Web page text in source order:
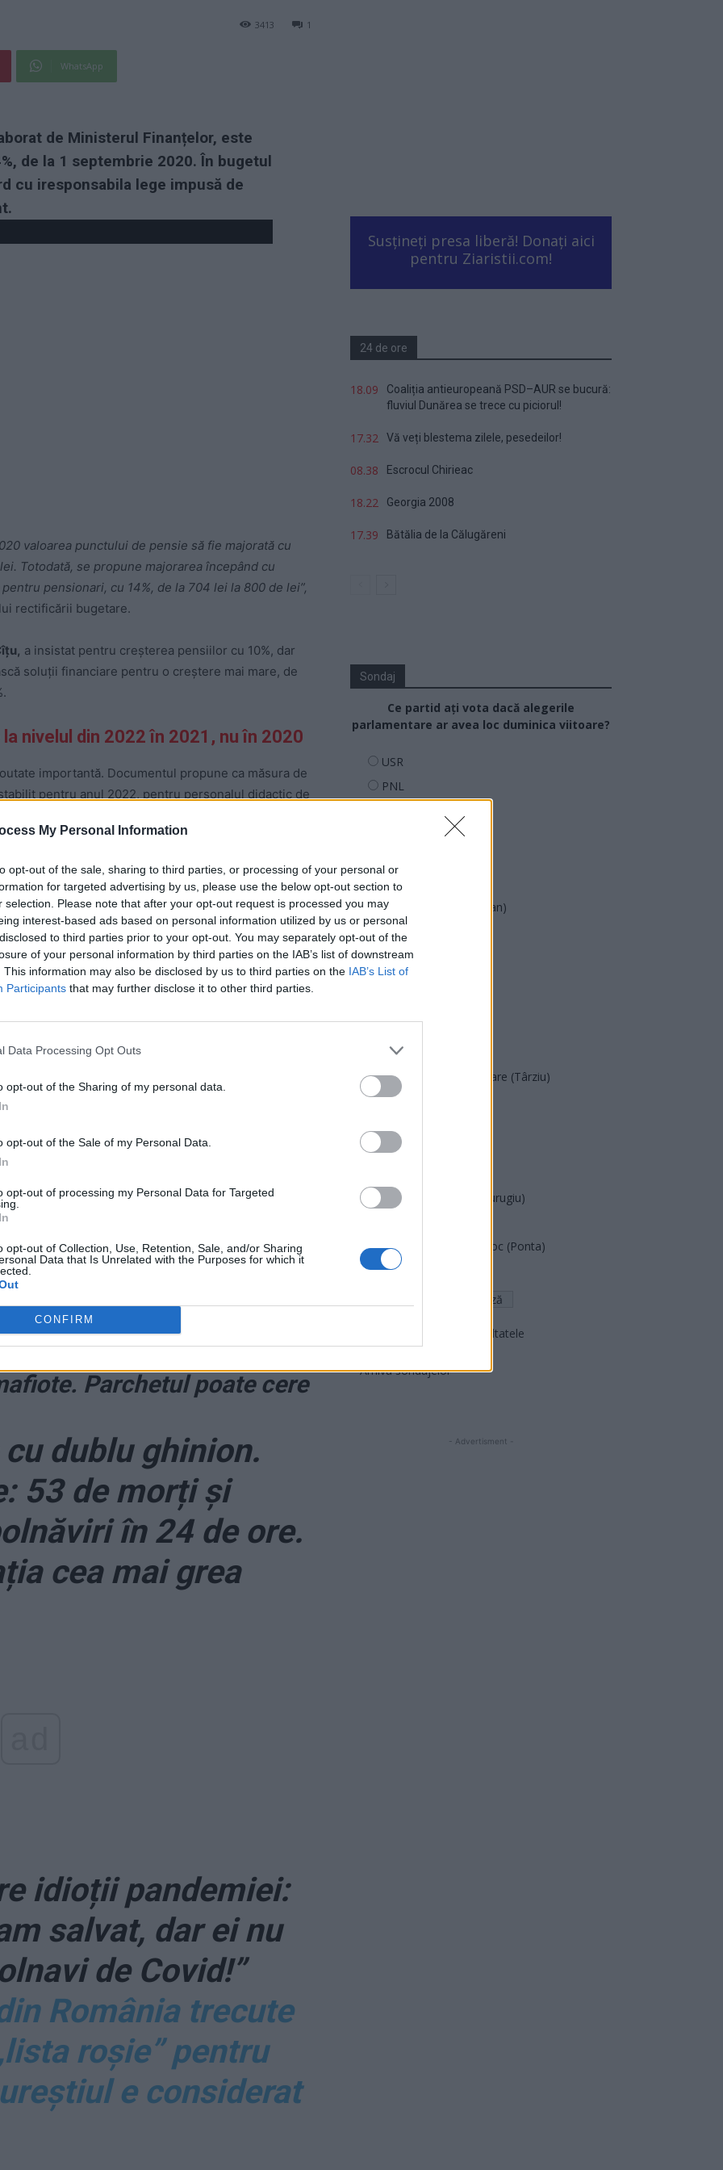
My Personal Information
opt-out of the sale, sharing to third parties, or processing of your personal or
for targeted advertising by us, please use the below opt-out section to
selection. Please note that after your opt-out request is processed you may
interest-based ads based on personal information utilized by us or personal
to third parties prior to your opt-out. You may separately opt-out of the
of your personal information by third parties on the IAB’s list of downstream
This information may also be disclosed by us to third parties on the IAB’s List of
Participants that may further disclose it to other third parties.
Data Processing Opt Outs
opt-out of the Sharing of my personal data.
opt-out of the Sale of my Personal Data.
opt-out of processing my Personal Data for Targeted
opt-out of Collection, Use, Retention, Sale, and/or Sharing
Data that Is Unrelated with the Purposes for which it
CONFIRM
1
3413
WhatsApp
de Ministerul Finanțelor, este
de la 1 septembrie 2020. În bugetul
cu iresponsabila lege impusă de
valoarea punctului de pensie să fie majorată cu
Totodată, se propune majorarea începând cu
pensionari, cu 14%, de la 704 lei la 800 de lei”,
rectificării bugetare.
a insistat pentru creșterea pensiilor cu 10%, dar
soluții financiare pentru o creștere mai mare, de
nivelul din 2022 în 2021, nu în 2020
importantă. Documentul propune ca măsura de
pentru anul 2022, pentru personalul didactic de
din învăţământ, să se aplice de la 1 septembrie
devansată din 2022 în 2020, va fi amânată un an,
necesarul de finanțare pentru majorarea
miliarde de lei);
miliarde de lei.
o donație AICI.Vă mulțumim!
penală! Ciolacu e
Parchetul poate cere
dublu ghinion.
53 de morți și
în 24 de ore.
cea mai grea
idioții pandemiei:
salvat, dar ei nu
de Covid!”
România trecute
roșie” pentru
e considerat
Susțineți presa liberă! Donați aici
pentru Ziaristii.com!
24 de ore
18.09
Coaliția antieuropeană PSD–AUR se bucură:
fluviul Dunărea se trece cu piciorul!
17.32 Vă veți blestema zilele, pesedeilor!
08.38 Escrocul Chirieac
18.22 Georgia 2008
17.39 Bătălia de la Călugăreni
Sondaj
Ce partid ați vota dacă alegerile
parlamentare ar avea loc duminica viitoare?
USR
PNL
PMP (Tomac)
Forța Dreptei (L. Orban)
PNȚMM
REPER
SENS
PACE (Peia)
Acțiunea Conservatoare (Târziu)
PDF (Lazarus)
PNȚCD (Pavelescu)
Partidul Patrioților (Surugiu)
România pe Primul Loc (Ponta)
Altul
Arată rezultatele
Arhiva sondajelor
- Advertisment -